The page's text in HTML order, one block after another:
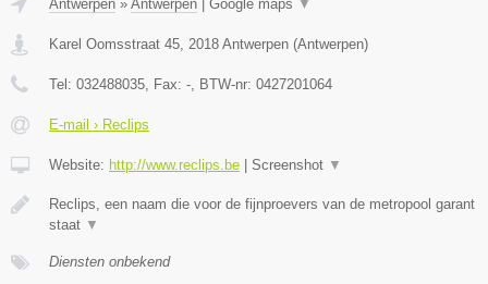
Antwerpen » Antwerpen Google maps ▼
Karel Oomsstraat 45 2018 Antwerpen (Antwerpen)
Tel: 032488035 , Fax: - , BTW-nr: 0427201064
E-mail › Reclips
Website: http://www.reclips.be Screenshot ▼
Reclips, een naam die voor de fijnproevers van de metropool garant
staat ▼
Diensten onbekend